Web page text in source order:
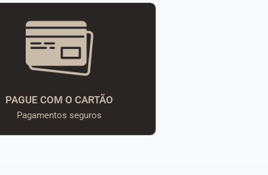
PAGUE COM O CARTÃO
Pagamentos seguros